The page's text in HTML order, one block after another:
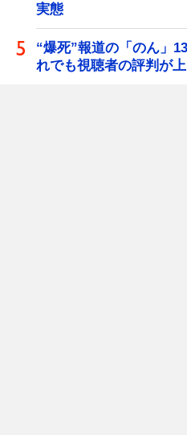
実態
“爆死”報道の「のん」
れでも視聴者の評判が